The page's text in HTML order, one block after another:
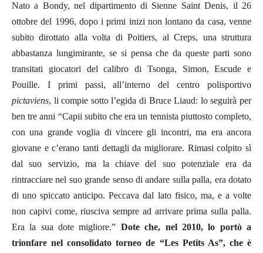
Nato a Bondy, nel dipartimento di Sienne Saint Denis, il 26
ottobre del 1996, dopo i primi inizi non lontano da casa, venne
subito dirottato alla volta di Poitiers, al Creps, una struttura
abbastanza lungimirante, se si pensa che da queste parti sono
transitati giocatori del calibro di Tsonga, Simon, Escude e
Pouille. I primi passi, all’interno del centro polisportivo
pictaviens, li compie sotto l’egida di Bruce Liaud: lo seguirà per
ben tre anni “Capii subito che era un tennista piuttosto completo,
con una grande voglia di vincere gli incontri, ma era ancora
giovane e c’erano tanti dettagli da migliorare. Rimasi colpito sì
dal suo servizio, ma la chiave del suo potenziale era da
rintracciare nel suo grande senso di andare sulla palla, era dotato
di uno spiccato anticipo. Peccava dal lato fisico, ma, e a volte
non capivi come, riusciva sempre ad arrivare prima sulla palla.
Era la sua dote migliore.” Dote che, nel 2010, lo portò a
trionfare nel consolidato torneo de “Les Petits As”, che è